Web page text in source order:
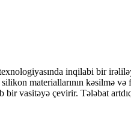
inqilabi bir
materiallarının kəsilmə
vasitəyə çevirir. Tələbat